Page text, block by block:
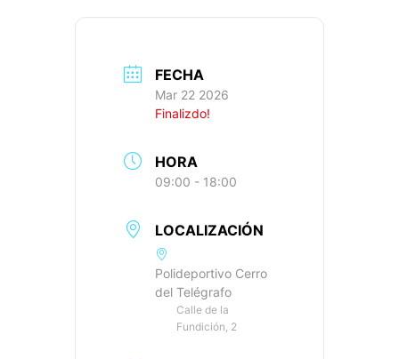
FECHA
Mar 22 2026
Finalizdo!
HORA
09:00 - 18:00
LOCALIZACIÓN
Polideportivo Cerro
del Telégrafo
Calle de la
Fundición, 2